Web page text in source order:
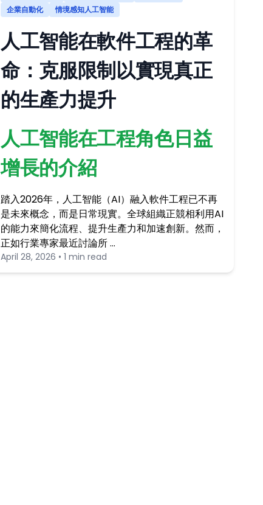
企業自動化
情境感知人工智能
人工智能在軟件工程的革
命：克服限制以實現真正
的生產力提升
人工智能在工程角色日益
增長的介紹
踏入2026年，人工智能（AI）融入軟件工程已不再
是未來概念，而是日常現實。全球組織正競相利用AI
的能力來簡化流程、提升生產力和加速創新。然而，
正如行業專家最近討論所 …
April 28, 2026 • 1 min read